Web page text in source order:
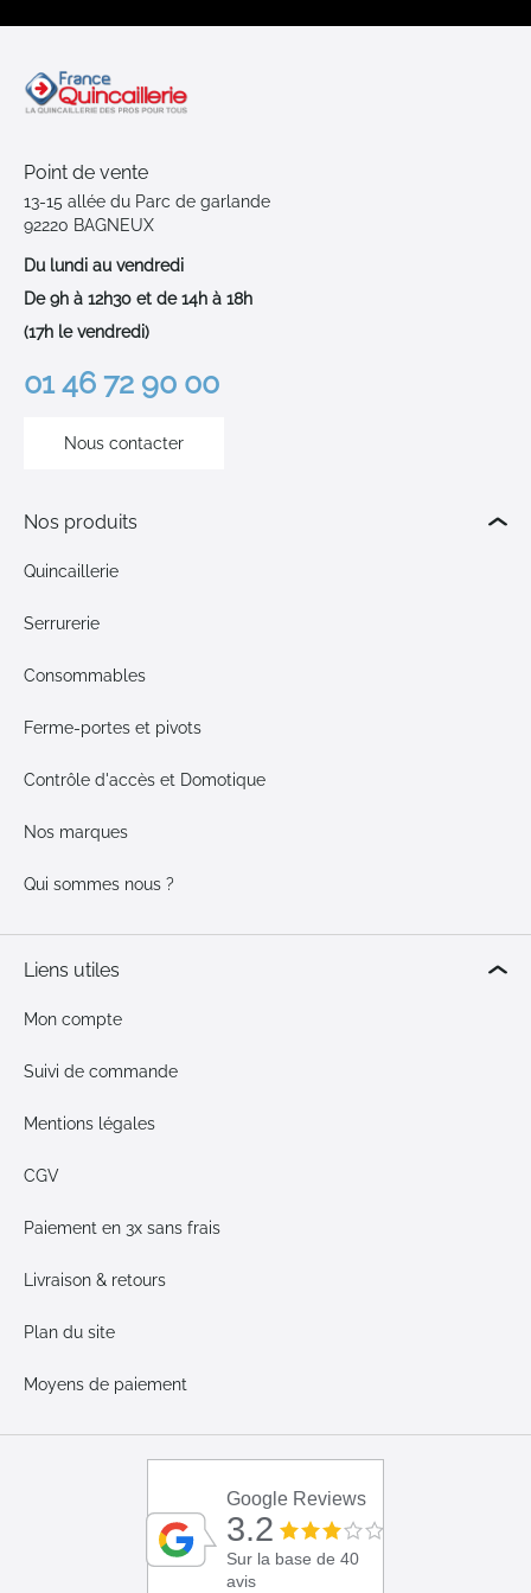
Point de vente
13-15 allée du Parc de garlande
92220 BAGNEUX
Du lundi au vendredi
De 9h à 12h30 et de 14h à 18h
(17h le vendredi)
01 46 72 90 00
Nous contacter
Nos produits
Quincaillerie
Serrurerie
Consommables
Ferme-portes et pivots
Contrôle d'accès et Domotique
Nos marques
Qui sommes nous ?
Liens utiles
Mon compte
Suivi de commande
Mentions légales
CGV
Paiement en 3x sans frais
Livraison & retours
Plan du site
Moyens de paiement
Google Reviews
3.2
Sur la base de 40
avis